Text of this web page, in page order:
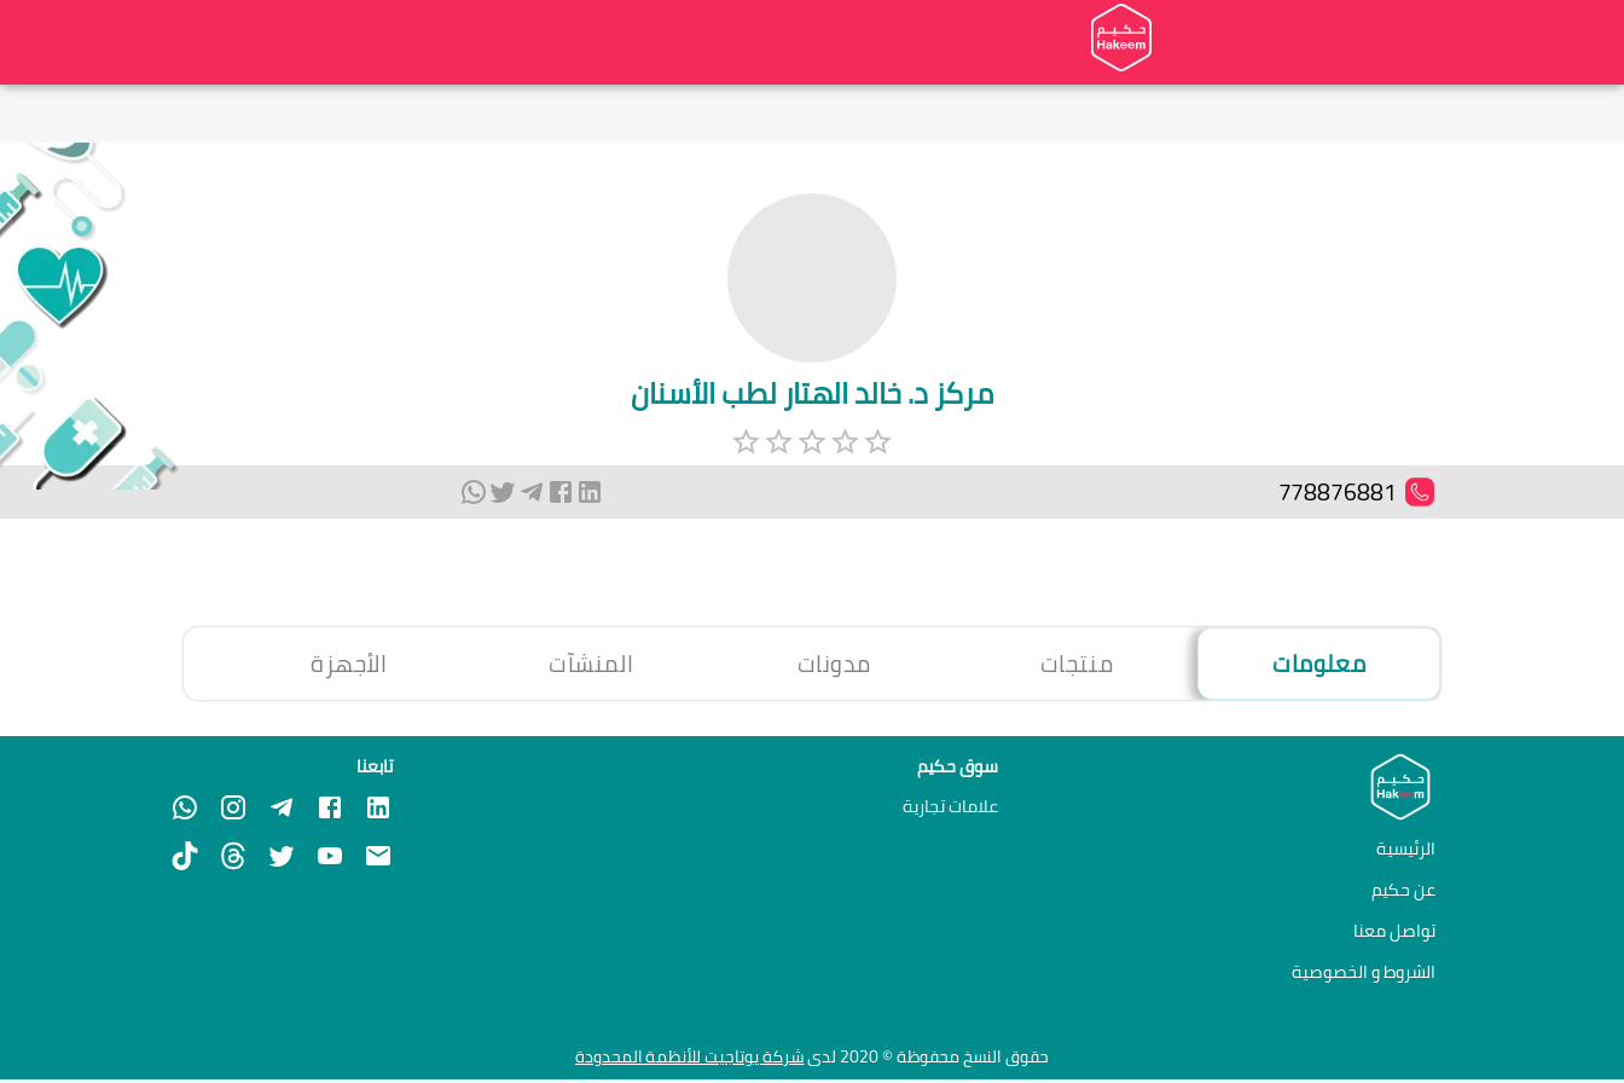
مركز د. خالد الهتار لطب الأسنان
778876881
معلومات منتجات مدونات المنشآت الأجهزة
الرئيسية
عن حكيم
تواصل معنا
الشروط و الخصوصية
سوق حكيم
علامات تجارية
تابعنا
حقوق النسخ محفوظة © 2020 لدى شركة يوتاجيت للأنظمة المحدودة